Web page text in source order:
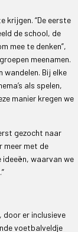
krijgen. “De eerste
de school, de
mee te denken”,
meenamen.
Bij elke
als spelen,
manier kregen we
gezocht naar
meer met de
waarvan we
door er inclusieve
voetbalveldje